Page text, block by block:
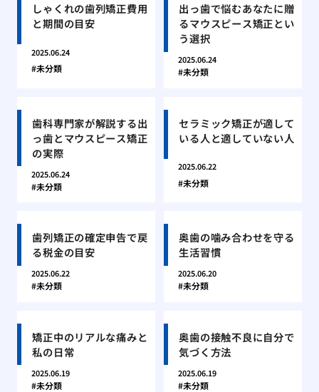
しゃくれの歯列矯正費用
と期間の目安
2025.06.24
未分類
出っ歯で悩むあなたに贈
るマウスピース矯正とい
う選択
2025.06.24
未分類
歯科専門家が解説する出
っ歯とマウスピース矯正
の実際
2025.06.24
未分類
セラミック矯正が適して
いる人と適していない人
2025.06.22
未分類
歯列矯正の確定申告で戻
る税金の目安
2025.06.22
未分類
奥歯の噛み合わせを守る
生活習慣
2025.06.20
未分類
矯正中のリアルな痛みと
私の日常
2025.06.19
未分類
奥歯の接触不良に自分で
気づく方法
2025.06.19
未分類